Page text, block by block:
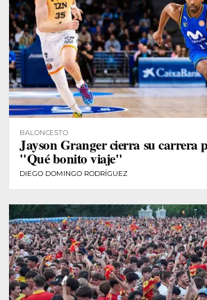
BALONCESTO
Jayson Granger cierra su carrera
"Qué bonito viaje"
DIEGO DOMINGO RODRÍGUEZ